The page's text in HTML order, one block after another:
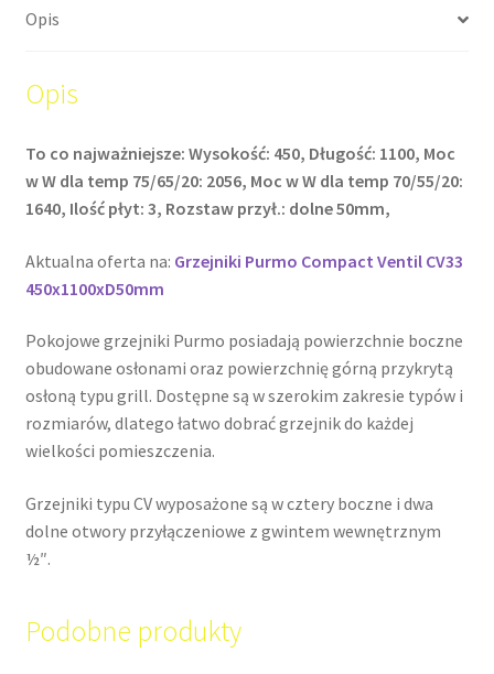
Opis
Opis
To co najważniejsze: Wysokość: 450, Długość: 1100, Moc
w W dla temp 75/65/20: 2056, Moc w W dla temp 70/55/20:
1640, Ilość płyt: 3, Rozstaw przył.: dolne 50mm,
Aktualna oferta na: Grzejniki Purmo Compact Ventil CV33
450x1100xD50mm
Pokojowe grzejniki Purmo posiadają powierzchnie boczne
obudowane osłonami oraz powierzchnię górną przykrytą
osłoną typu grill. Dostępne są w szerokim zakresie typów i
rozmiarów, dlatego łatwo dobrać grzejnik do każdej
wielkości pomieszczenia.
Grzejniki typu CV wyposażone są w cztery boczne i dwa
dolne otwory przyłączeniowe z gwintem wewnętrznym
½″.
Podobne produkty